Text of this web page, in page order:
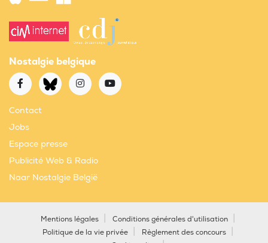
Nostalgie belgique
Contact
Jobs
Espace presse
Publicité Web & Radio
Naar Nostalgie België
Mentions légales
Conditions générales d'utilisation
Politique de la vie privée
Règlement des concours